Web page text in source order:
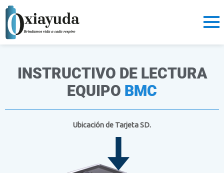
contenido
INSTRUCTIVO DE LECTURA
EQUIPO BMC
Ubicación de Tarjeta SD.